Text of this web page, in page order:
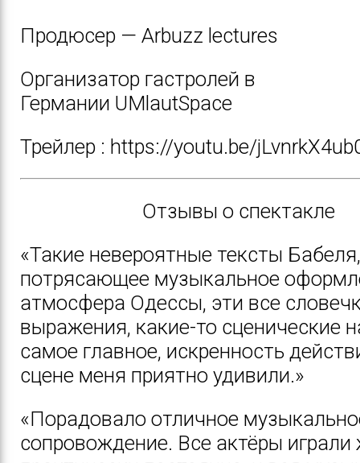
Продюсер — Arbuzz lectures
Организатор гастролей в
Германии UMlautSpace
Трейлер : https://youtu.be/
Отзывы о спектакле
«Такие невероятные тексты Бабеля,
потрясающее музыкальное
атмосфера Одессы, эти все
выражения, какие-то сценические
самое главное, искренность
сцене меня приятно удивили.»
«Порадовало отличное
сопровождение. Все актёры